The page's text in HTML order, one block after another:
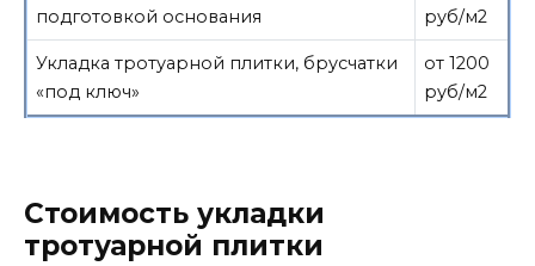
подготовкой основания
руб/м2
Укладка тротуарной плитки, брусчатки
«под ключ»
от 1200
руб/м2
Стоимость укладки
тротуарной плитки